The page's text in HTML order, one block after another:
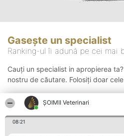
ȘOIMII Veterinari
08:21
Gasește un specialist
Ranking-ul îi adună pe cei mai
Cauți un specialist in apropierea
nostru de căutare. Folosiți doar